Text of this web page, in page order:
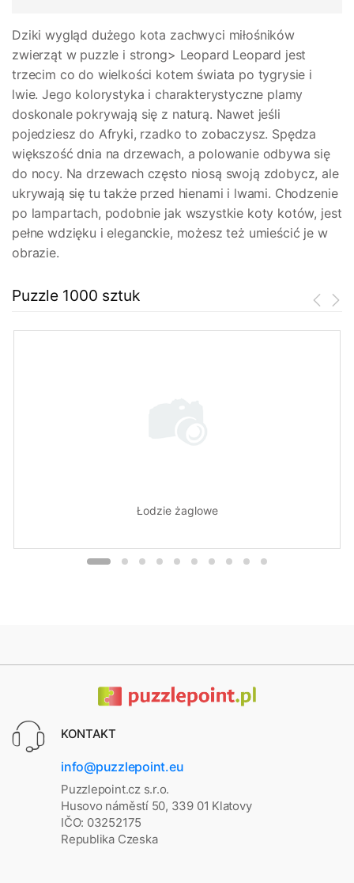
Dziki wygląd dużego kota zachwyci miłośników
zwierząt w puzzle i strong> Leopard Leopard jest
trzecim co do wielkości kotem świata po tygrysie i
lwie. Jego kolorystyka i charakterystyczne plamy
doskonale pokrywają się z naturą. Nawet jeśli
pojedziesz do Afryki, rzadko to zobaczysz. Spędza
większość dnia na drzewach, a polowanie odbywa się
do nocy. Na drzewach często niosą swoją zdobycz, ale
ukrywają się tu także przed hienami i lwami. Chodzenie
po lampartach, podobnie jak wszystkie koty kotów, jest
pełne wdzięku i eleganckie, możesz też umieścić je w
obrazie.
Puzzle 1000 sztuk
Łodzie żaglowe
KONTAKT
info@puzzlepoint.eu
Puzzlepoint.cz s.r.o.
Husovo náměstí 50, 339 01 Klatovy
IČO: 03252175
Republika Czeska